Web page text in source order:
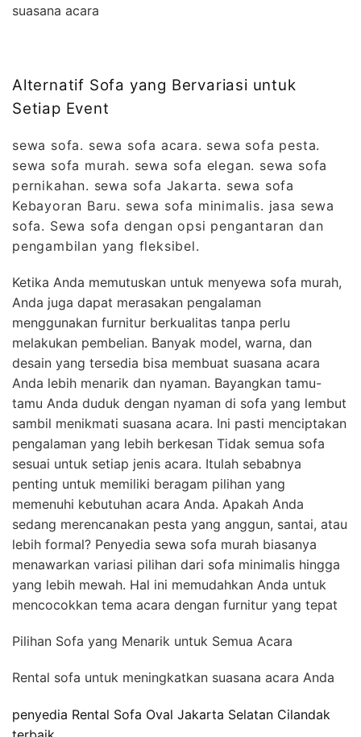
suasana acara
Alternatif Sofa yang Bervariasi untuk
Setiap Event
sewa sofa. sewa sofa acara. sewa sofa pesta.
sewa sofa murah. sewa sofa elegan. sewa sofa
pernikahan. sewa sofa Jakarta. sewa sofa
Kebayoran Baru. sewa sofa minimalis. jasa sewa
sofa. Sewa sofa dengan opsi pengantaran dan
pengambilan yang fleksibel.
Ketika Anda memutuskan untuk menyewa sofa murah,
Anda juga dapat merasakan pengalaman
menggunakan furnitur berkualitas tanpa perlu
melakukan pembelian. Banyak model, warna, dan
desain yang tersedia bisa membuat suasana acara
Anda lebih menarik dan nyaman. Bayangkan tamu-
tamu Anda duduk dengan nyaman di sofa yang lembut
sambil menikmati suasana acara. Ini pasti menciptakan
pengalaman yang lebih berkesan Tidak semua sofa
sesuai untuk setiap jenis acara. Itulah sebabnya
penting untuk memiliki beragam pilihan yang
memenuhi kebutuhan acara Anda. Apakah Anda
sedang merencanakan pesta yang anggun, santai, atau
lebih formal? Penyedia sewa sofa murah biasanya
menawarkan variasi pilihan dari sofa minimalis hingga
yang lebih mewah. Hal ini memudahkan Anda untuk
mencocokkan tema acara dengan furnitur yang tepat
Pilihan Sofa yang Menarik untuk Semua Acara
Rental sofa untuk meningkatkan suasana acara Anda
penyedia Rental Sofa Oval Jakarta Selatan Cilandak